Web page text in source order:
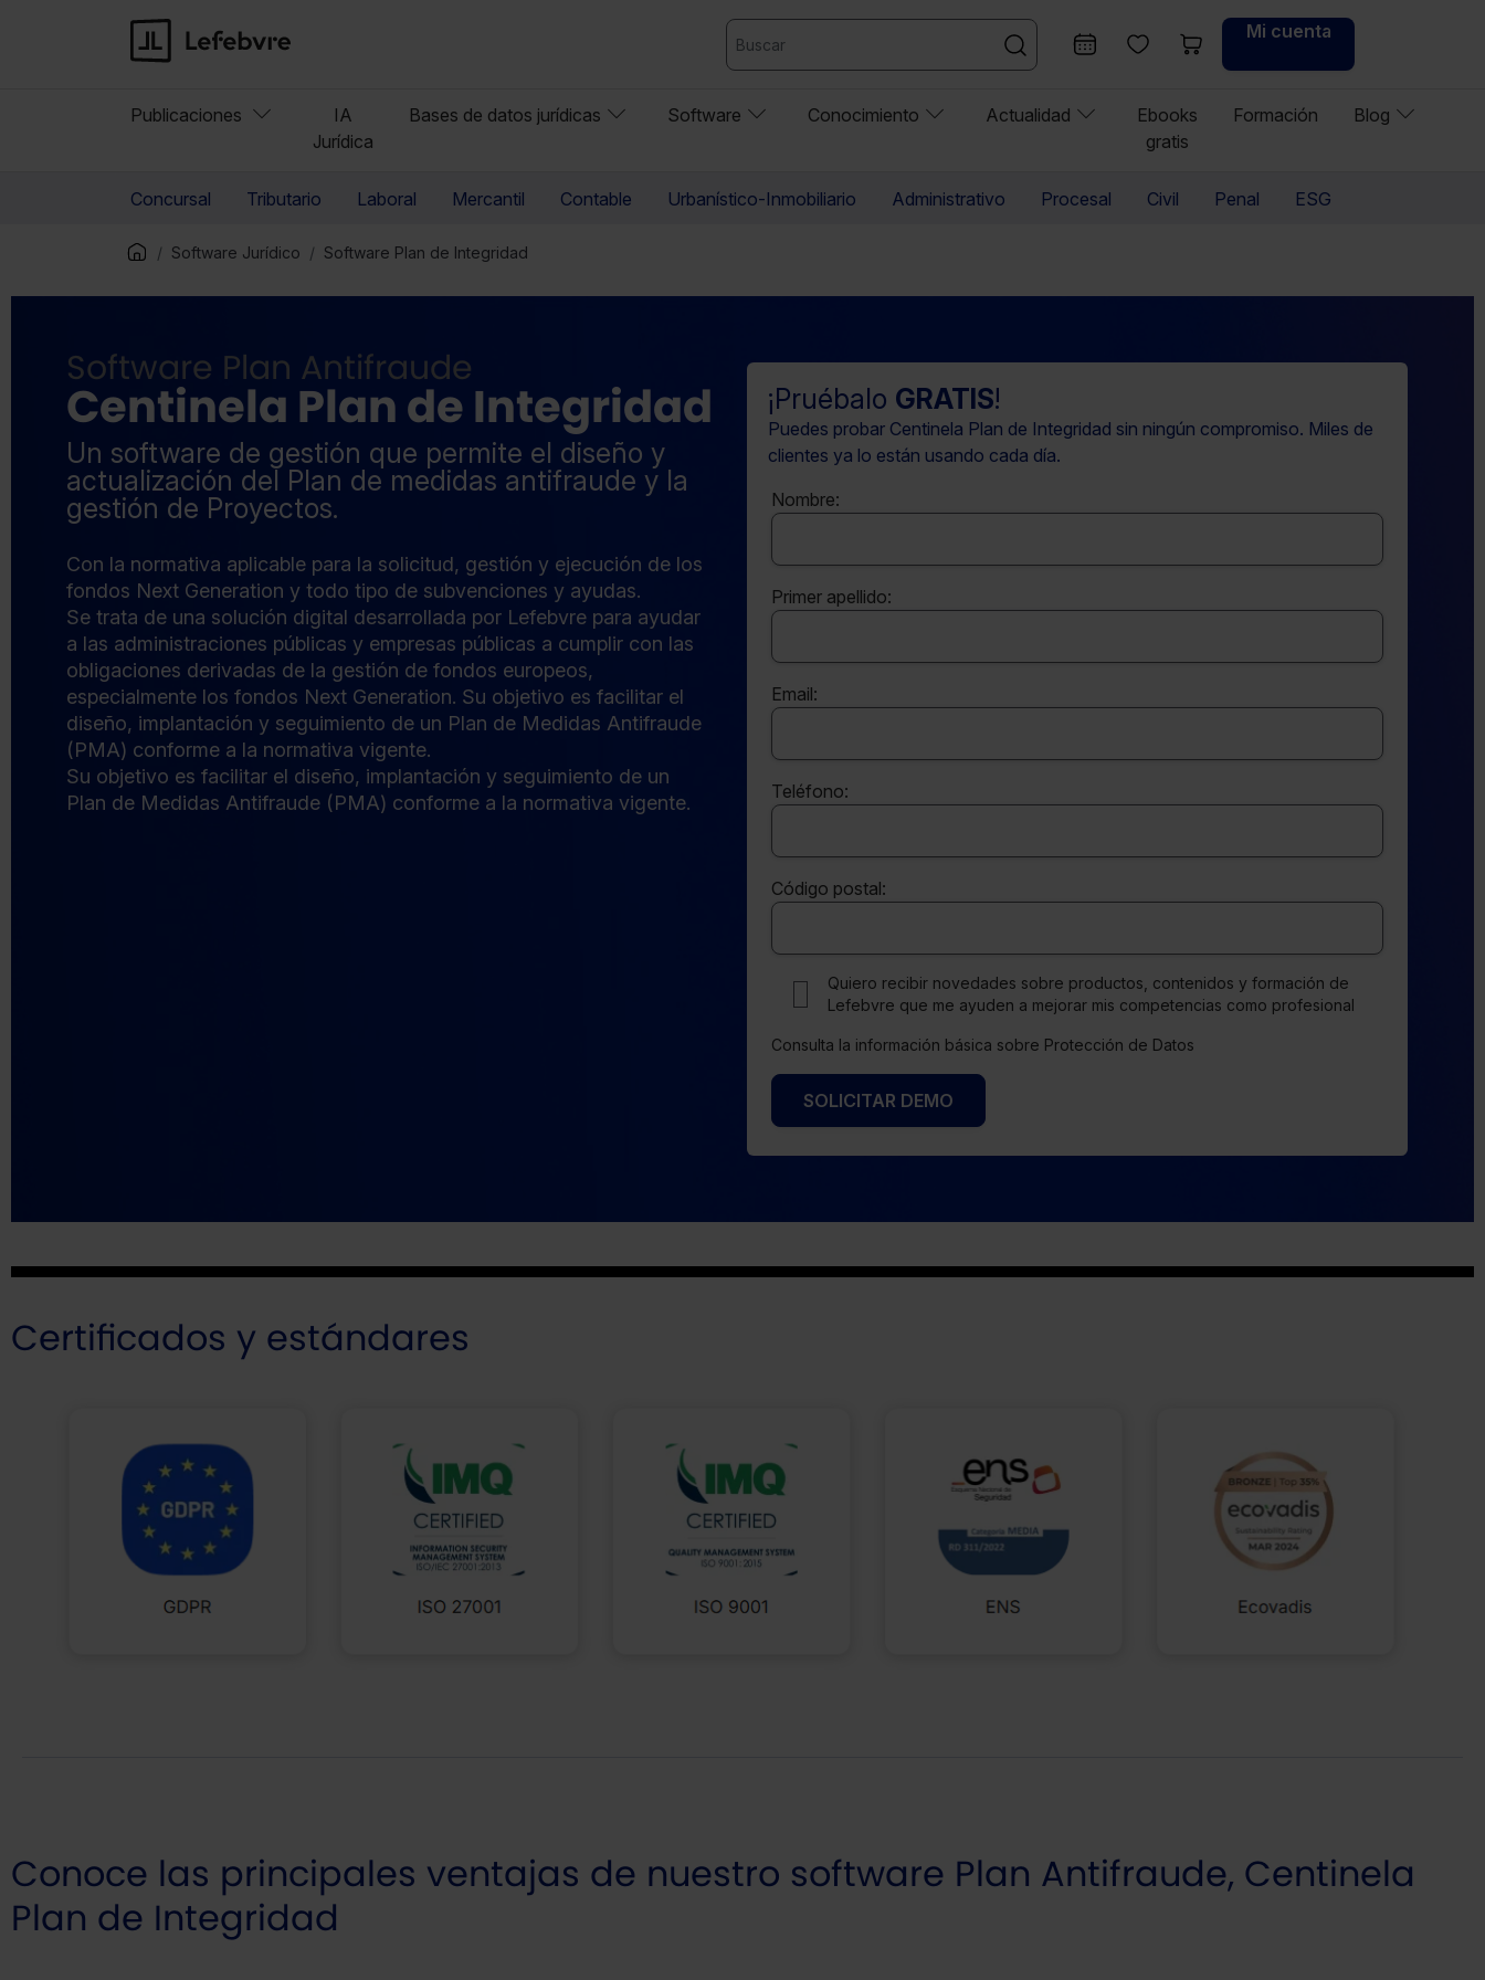
Mi cuenta
Publicaciones
IA
Jurídica
Bases de datos jurídicas Software Conocimiento Actualidad
Ebooks
gratis
Formación Blog
Concursal Tributario Laboral Mercantil Contable Urbanístico-Inmobiliario Administrativo Procesal Civil Penal ESG
Software Jurídico Software Plan de Integridad
Software Plan Antifraude
Centinela Plan de Integridad
Un software de gestión que permite el diseño y
actualización del Plan de medidas antifraude y la
gestión de Proyectos.
Con la normativa aplicable para la solicitud, gestión y ejecución de los
fondos Next Generation y todo tipo de subvenciones y ayudas.
Se trata de una solución digital desarrollada por Lefebvre para ayudar
a las administraciones públicas y empresas públicas a cumplir con las
obligaciones derivadas de la gestión de fondos europeos,
especialmente los fondos Next Generation. Su objetivo es facilitar el
diseño, implantación y seguimiento de un Plan de Medidas Antifraude
(PMA) conforme a la normativa vigente.
Su objetivo es facilitar el diseño, implantación y seguimiento de un
Plan de Medidas Antifraude (PMA) conforme a la normativa vigente.
¡Pruébalo GRATIS!
Puedes probar Centinela Plan de Integridad sin ningún compromiso. Miles de
clientes ya lo están usando cada día.
Nombre:
Primer apellido:
Email:
Teléfono:
Código postal:
Quiero recibir novedades sobre productos, contenidos y formación de
Lefebvre que me ayuden a mejorar mis competencias como profesional
Consulta la información básica sobre Protección de Datos
SOLICITAR DEMO
Certificados y estándares
Conoce las principales ventajas de nuestro software Plan Antifraude, Centinela
Plan de Integridad